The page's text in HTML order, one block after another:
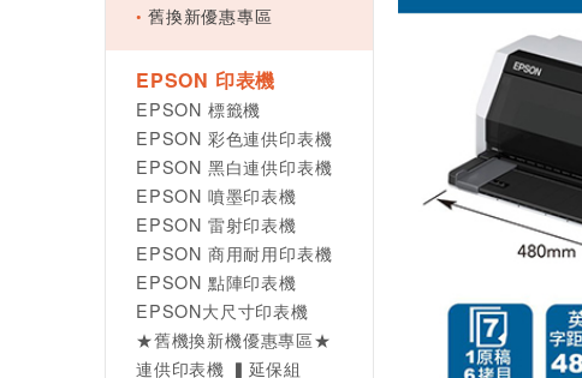
舊換新優惠專區
EPSON 印表機
EPSON 標籤機
EPSON 彩色連供印表機
EPSON 黑白連供印表機
EPSON 噴墨印表機
EPSON 雷射印表機
EPSON 商用耐用印表機
EPSON 點陣印表機
EPSON大尺寸印表機
★舊機換新機優惠專區★
連供印表機 ▍延保組